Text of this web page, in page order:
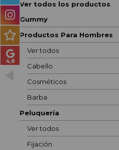
PRODUCTOS PARA
HOMBRES
MÉTODO CURLY
PACKS DE REGALO
OUTLET
BLOG
Ver todos los productos
Gummy
Productos Para Hombres
Ver todos
Cabello
Cosméticos
Barba
Peluquería
Ver todos
Fijación